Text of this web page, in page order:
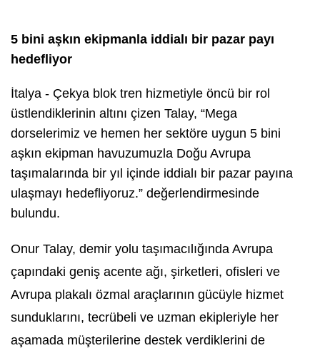
5 bini aşkın ekipmanla iddialı bir pazar payı
hedefliyor
İtalya - Çekya blok tren hizmetiyle öncü bir rol
üstlendiklerinin altını çizen Talay, “Mega
dorselerimiz ve hemen her sektöre uygun 5 bini
aşkın ekipman havuzumuzla Doğu Avrupa
taşımalarında bir yıl içinde iddialı bir pazar payına
ulaşmayı hedefliyoruz.” değerlendirmesinde
bulundu.
Onur Talay, demir yolu taşımacılığında Avrupa
çapındaki geniş acente ağı, şirketleri, ofisleri ve
Avrupa plakalı özmal araçlarının gücüyle hizmet
sunduklarını, tecrübeli ve uzman ekipleriyle her
aşamada müşterilerine destek verdiklerini de